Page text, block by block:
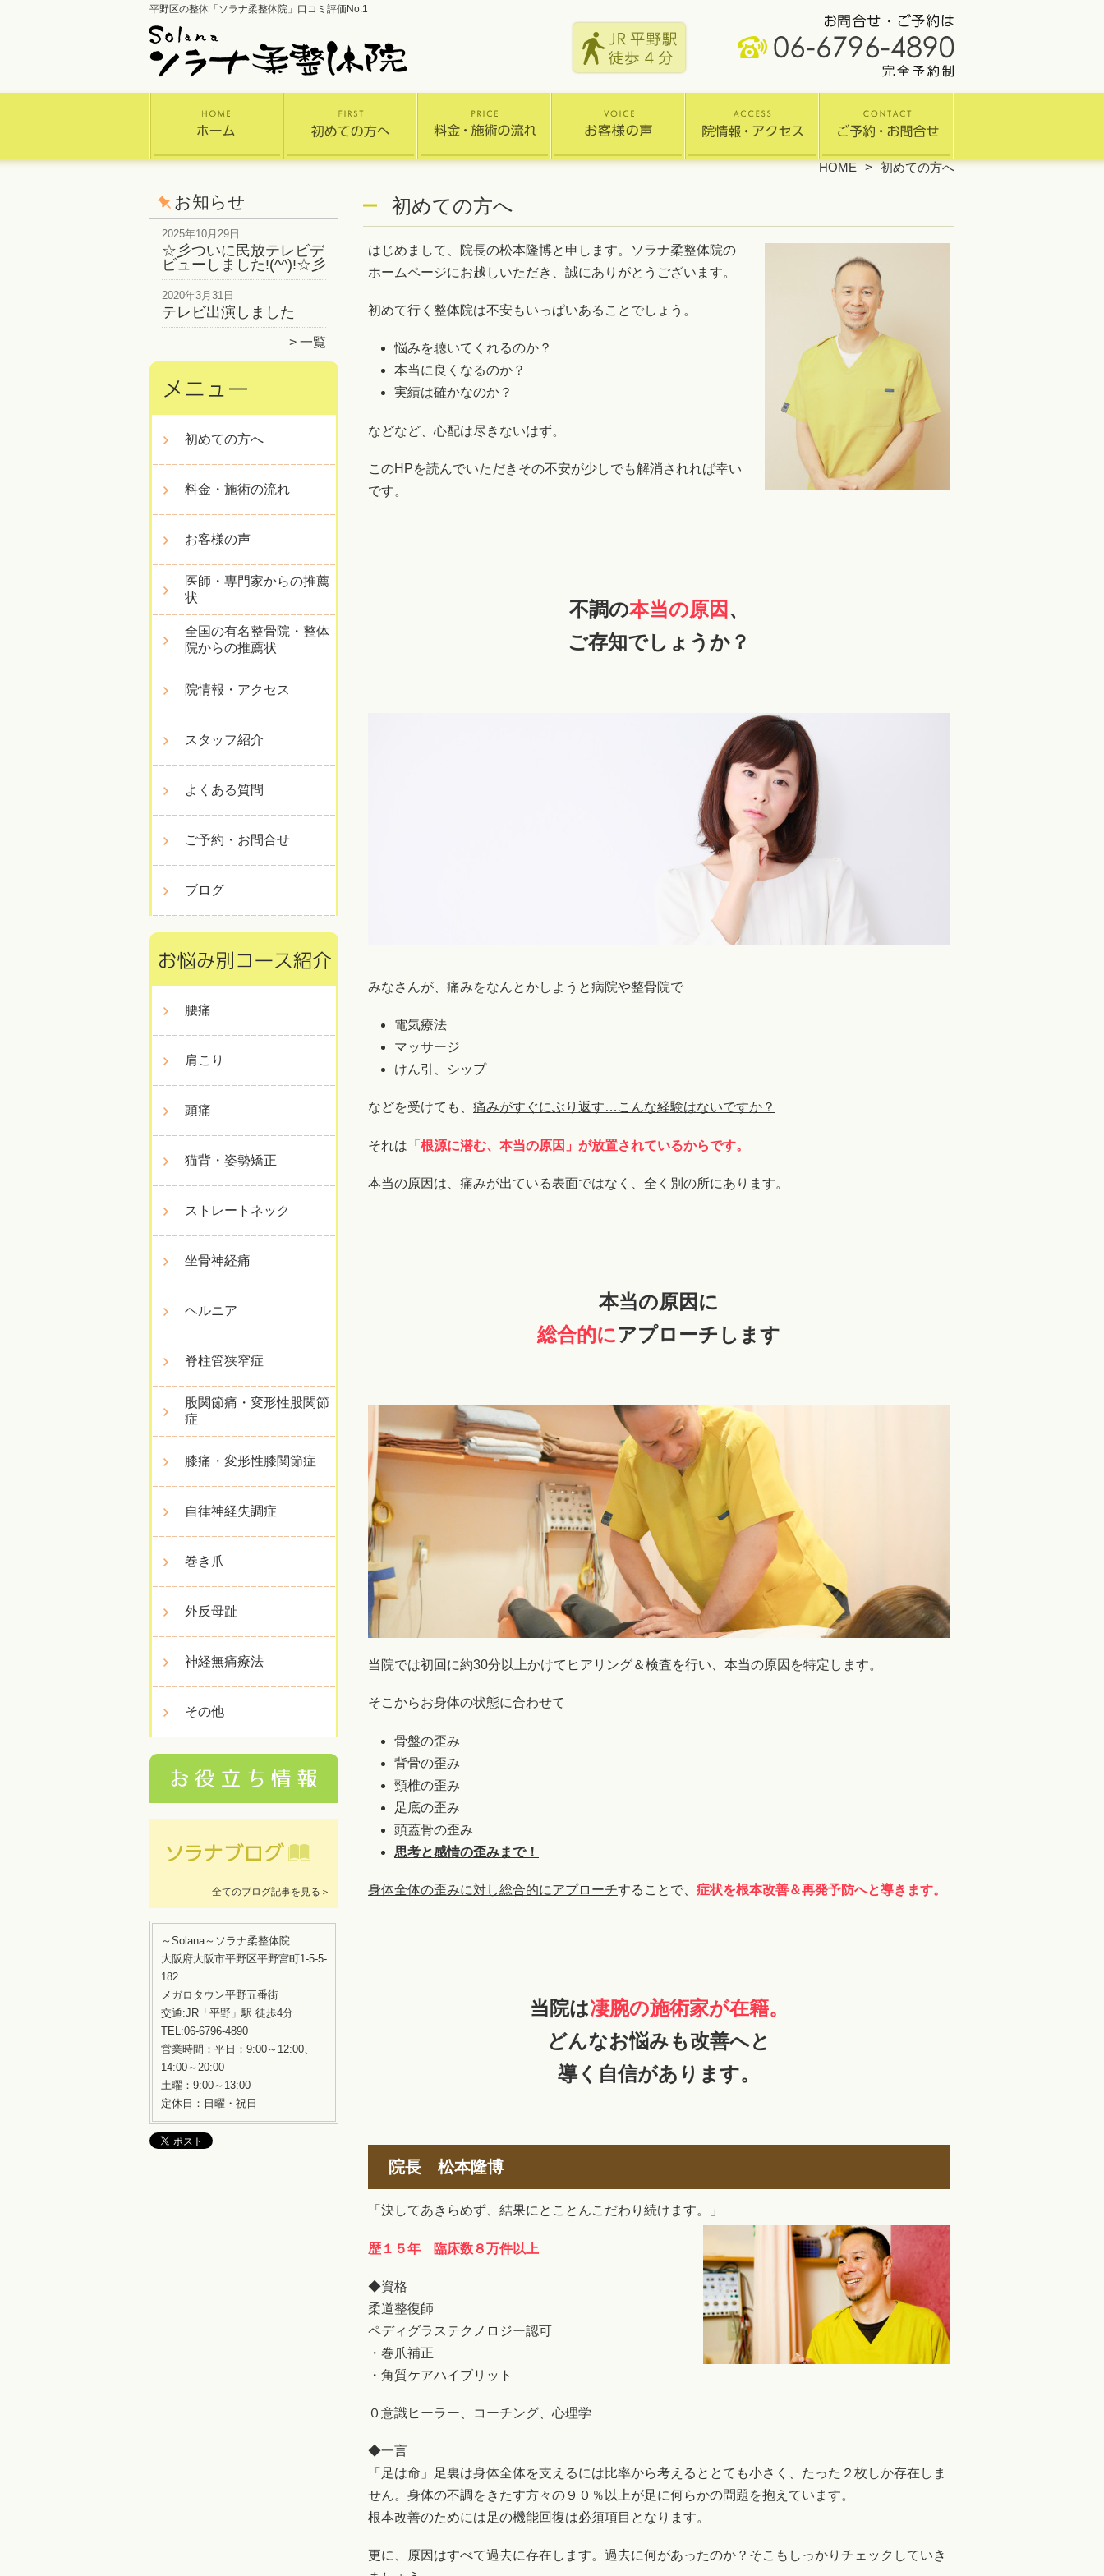
平野区の整体「ソラナ柔整体院」口コミ評価No.1
HOME 初めての方へ
お知らせ
2025年10月29日
☆彡ついに民放テレビデ
ビューしました!(^^)!☆彡
2020年3月31日
テレビ出演しました
一覧
初めての方へ
料金・施術の流れ
お客様の声
医師・専門家からの推薦
状
全国の有名整骨院・整体
院からの推薦状
院情報・アクセス
スタッフ紹介
よくある質問
ご予約・お問合せ
ブログ
腰痛
肩こり
頭痛
猫背・姿勢矯正
ストレートネック
坐骨神経痛
ヘルニア
脊柱管狭窄症
股関節痛・変形性股関節
症
膝痛・変形性膝関節症
自律神経失調症
巻き爪
外反母趾
神経無痛療法
その他
全てのブログ記事を見る＞
～Solana～ソラナ柔整体院
大阪府大阪市平野区平野宮町1-5-5-
182
メガロタウン平野五番街
交通:JR「平野」駅 徒歩4分
TEL:06-6796-4890
営業時間：平日：9:00～12:00、
14:00～20:00
土曜：9:00～13:00
定休日：日曜・祝日
初めての方へ
はじめまして、院長の松本隆博と申します。ソラナ柔整体院の
ホームページにお越しいただき、誠にありがとうございます。
初めて行く整体院は不安もいっぱいあることでしょう。
悩みを聴いてくれるのか？
本当に良くなるのか？
実績は確かなのか？
などなど、心配は尽きないはず。
このHPを読んでいただきその不安が少しでも解消されれば幸い
です。
不調の本当の原因 、
ご存知でしょうか？
みなさんが、痛みをなんとかしようと病院や整骨院で
電気療法
マッサージ
けん引、シップ
などを受けても、 痛みがすぐにぶり返す…こんな経験はないですか？
それは 「根源に潜む、本当の原因」が放置されているからです。
本当の原因は、痛みが出ている表面ではなく、全く別の所にあります。
本当の原因に
総合的にアプローチします
当院では初回に約30分以上かけてヒアリング＆検査を行い、本当の原因を特定します。
そこからお身体の状態に合わせて
骨盤の歪み
背骨の歪み
頸椎の歪み
足底の歪み
頭蓋骨の歪み
思考と感情の歪みまで！
身体全体の歪みに対し総合的にアプローチすることで、 症状を根本改善＆再発予防へと導きます。
当院は凄腕の施術家が在籍。
どんなお悩みも改善へと
導く自信があります。
院長 松本隆博
「決してあきらめず、結果にとことんこだわり続けま す。」
歴１５年 臨床数８万件以上
◆資格
柔道整復師
ペディグラステクノロジー認可
・巻爪補正
・角質ケアハイブリット
０意識ヒーラー、コーチング、心理学
◆一言
「足は命」足裏は身体全体を支えるには比率から考えるととても小さく、たった２枚しか存在しま
せん。身体の不調をきたす方々の９０％以上が足に何らかの問題を抱えています。
根本改善のためには足の機能回復は必須項目となります。
更に、原因はすべて過去に存在します。過去に何があったのか？そこもしっかりチェックしていき